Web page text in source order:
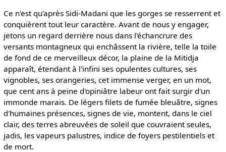
Ce n'est qu'après Sidi-Madani que les gorges se resserrent et
conquièrent tout leur caractère. Avant de nous y engager,
jetons un regard derrière nous dans l'échancrure des
versants montagneux qui enchâssent la rivière, telle la toile
de fond de ce merveilleux décor, la plaine de la Mitidja
apparaît, étendant à l'infini ses opulentes cultures, ses
vignobles, ses orangeries, cet immense verger, en un mot,
que cent ans à peine d'opiniâtre labeur ont fait surgir d'un
immonde marais. De légers filets de fumée bleuâtre, signes
d'humaines présences, signes de vie, montent, dans le ciel
clair, des terres abreuvées de soleil que couvraient seules,
jadis, les vapeurs palustres, indice de foyers pestilentiels et
de mort.